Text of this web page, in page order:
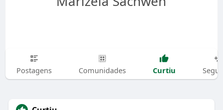
Postagens Comunidades Curtiu